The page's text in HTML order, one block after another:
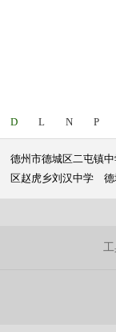
D L N P
德州市德城区二屯镇
区赵虎乡刘汉中学